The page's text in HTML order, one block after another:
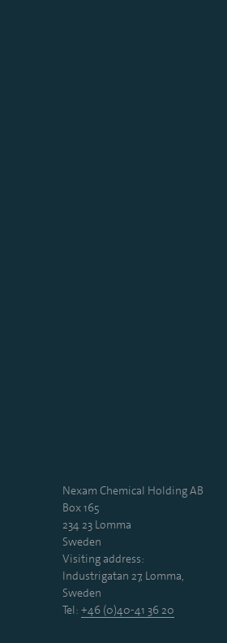
Nexam Chemical Holding AB
Box 165
234 23 Lomma
Sweden
Visiting address:
Industrigatan 27, Lomma,
Sweden
Tel: +46 (0)40-41 36 20